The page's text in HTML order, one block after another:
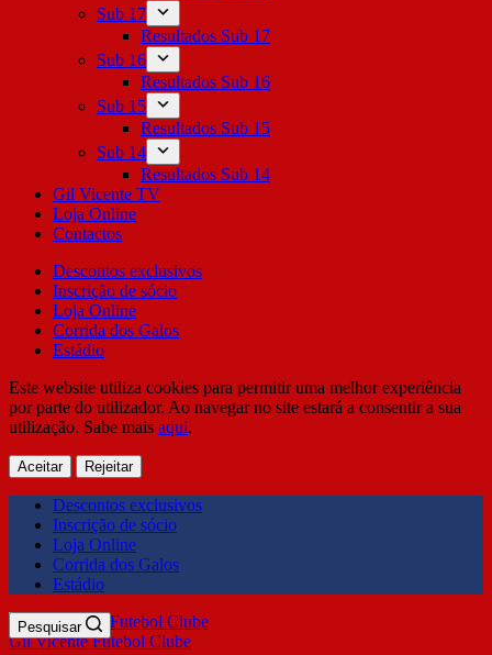
Sub 17
Resultados Sub 17
Sub 16
Resultados Sub 16
Sub 15
Resultados Sub 15
Sub 14
Resultados Sub 14
Gil Vicente TV
Loja Online
Contactos
Descontos exclusivos
Inscrição de sócio
Loja Online
Corrida dos Galos
Estádio
Este website utiliza cookies para permitir uma melhor experiência
por parte do utilizador. Ao navegar no site estará a consentir a sua
utilização. Sabe mais aqui.
Aceitar Rejeitar
Descontos exclusivos
Inscrição de sócio
Loja Online
Corrida dos Galos
Estádio
Gil Vicente Futebol Clube
Pesquisar